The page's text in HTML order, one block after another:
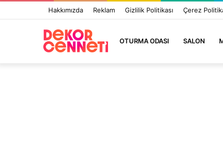
Hakkımızda Reklam Gizlilik Politikası Çerez
OTURMA ODASI SALON